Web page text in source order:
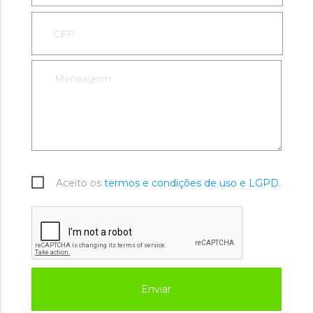
Aceito os termos e condições de uso e LGPD.
Enviar